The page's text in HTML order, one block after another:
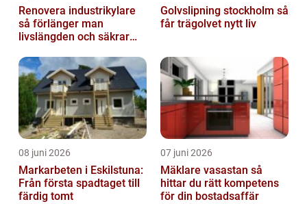
Renovera industrikylare
så förlänger man
livslängden och säkrar
Golvslipning stockholm så
får trägolvet nytt liv
08 juni 2026
Markarbeten i Eskilstuna:
Från första spadtaget till
färdig tomt
07 juni 2026
Mäklare vasastan så
hittar du rätt kompetens
för din bostadsaffär